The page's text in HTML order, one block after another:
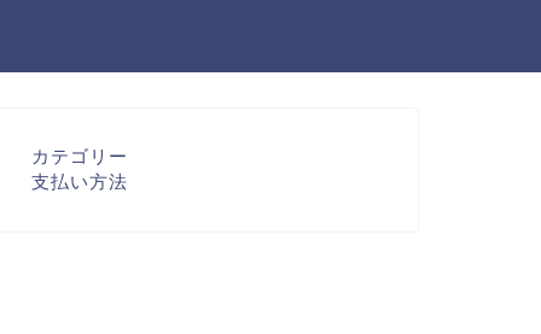
カテゴリー
支払い方法